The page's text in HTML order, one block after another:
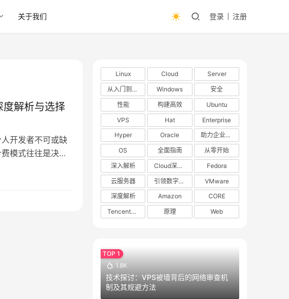
关于我们 登录 注册
度解析与选择
开发者不可或缺
模式往往是决策
的灵活性，目
，按量计费，后
Linux Cloud
Server
从入门到精通
Windows
安全
性能
构建高效
Ubuntu
VPS
Hat
Enterprise
Hyper
Oracle
助力企业数字化转型
OS
全面指南
从零开始
深入解析
Cloud深度解析
Fedora
云服务器
引领数字化转型
VMware
深度解析
Amazon
CORE
TencentOS
原理 Web
1.8K
技术探讨：VPS被墙背后的网络审查机
制及其规避方法